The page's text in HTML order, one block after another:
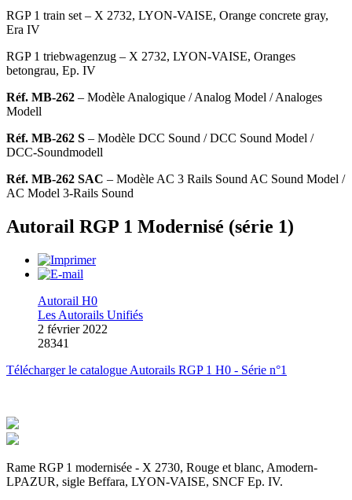
RGP 1 train set – X 2732, LYON-VAISE, Orange concrete gray,
Era IV
RGP 1 triebwagenzug – X 2732, LYON-VAISE, Oranges
betongrau, Ep. IV
Réf. MB-262 – Modèle Analogique / Analog Model / Analoges
Modell
Réf. MB-262 S – Modèle DCC Sound / DCC Sound Model /
DCC-Soundmodell
Réf. MB-262 SAC – Modèle AC 3 Rails Sound AC Sound Model /
AC Model 3-Rails Sound
Autorail RGP 1 Modernisé (série 1)
Autorail H0
Les Autorails Unifiés
2 février 2022
28341
Télécharger le catalogue Autorails RGP 1 H0 - Série n°1
Rame RGP 1 modernisée - X 2730, Rouge et blanc, Amodern-
LPAZUR, sigle Beffara, LYON-VAISE, SNCF Ep. IV.